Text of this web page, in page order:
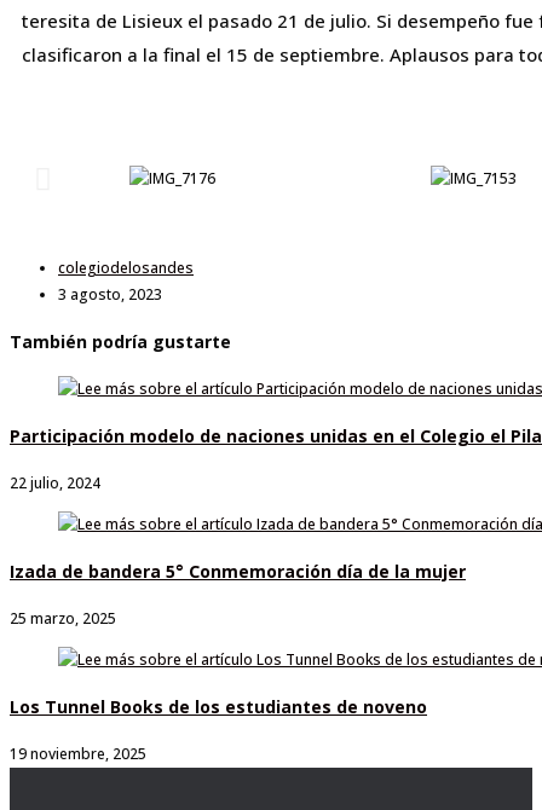
teresita de Lisieux el pasado 21 de julio. Si desempeño
clasificaron a la final el 15 de septiembre. Aplausos para
colegiodelosandes
3 agosto, 2023
También podría gustarte
Participación modelo de naciones unidas en el Colegio el
22 julio, 2024
Izada de bandera 5° Conmemoración día de la mujer
25 marzo, 2025
Los Tunnel Books de los estudiantes de noveno
19 noviembre, 2025